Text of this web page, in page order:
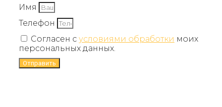
Имя
Телефон
Согласен с условиями обработки моих
персональных данных.
Отправить